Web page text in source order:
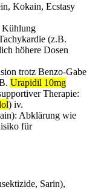
Kokain, Ecstasy
Kühlung
(z.B.
höhere Dosen
trotz Benzo-Gabe
Urapidil 10mg
Therapie:
) iv.
Abklärung wie
für
Sarin),